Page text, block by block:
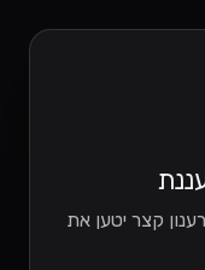
קצר יטען את